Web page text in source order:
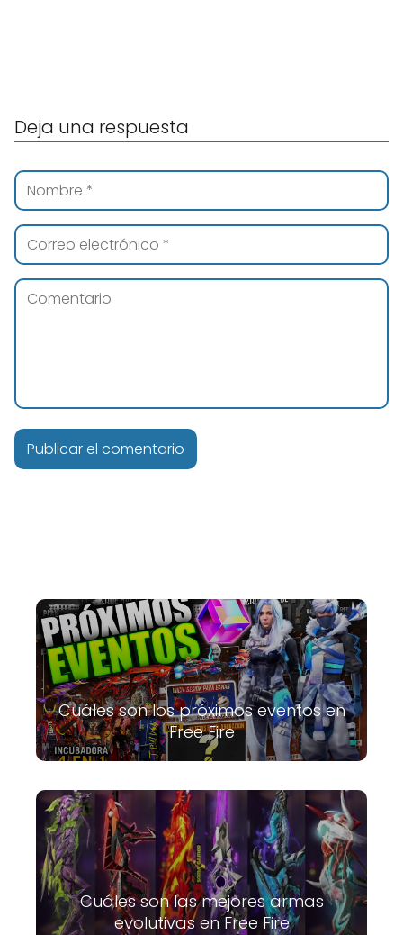
Deja una respuesta
Cuáles son los próximos eventos en
Free Fire
Cuáles son las mejores armas
evolutivas en Free Fire